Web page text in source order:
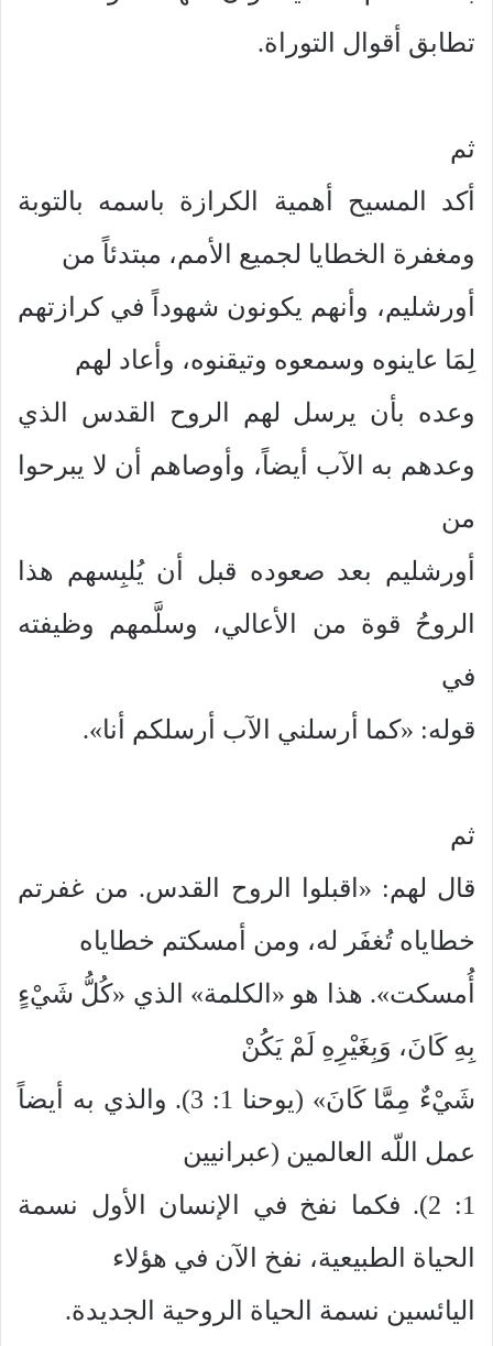
تطابق أقوال التوراة.
ثم
أكد المسيح أهمية الكرازة باسمه بالتوبة
ومغفرة الخطايا لجميع الأمم، مبتدئاً من
أورشليم، وأنهم يكونون شهوداً في كرازتهم
لِمَا عاينوه وسمعوه وتيقنوه، وأعاد لهم
وعده بأن يرسل لهم الروح القدس الذي
وعدهم به الآب أيضاً، وأوصاهم أن لا يبرحوا
من
أورشليم بعد صعوده قبل أن يُلبِسهم هذا
الروحُ قوة من الأعالي، وسلَّمهم وظيفته
في
قوله: «كما أرسلني الآب أرسلكم أنا».
ثم
قال لهم: «اقبلوا الروح القدس. من غفرتم
خطاياه تُغفَر له، ومن أمسكتم خطاياه
أُمسكت». هذا هو «الكلمة» الذي «كُلُّ شَيْءٍ
بِهِ كَانَ، وَبِغَيْرِهِ لَمْ يَكُنْ
شَيْءٌ مِمَّا كَانَ» (يوحنا 1: 3). والذي به أيضاً
عمل اللّه العالمين (عبرانيين
1: 2). فكما نفخ في الإنسان الأول نسمة
الحياة الطبيعية، نفخ الآن في هؤلاء
اليائسين نسمة الحياة الروحية الجديدة.